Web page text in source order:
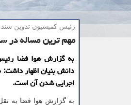
رئیس كمیسیون تدوین سند
مهم ترین مساله در
به گزارش هوا فضا
دانش بنیان اظهار
اجرایی شدن آن است.
به گزارش هوا فضا به